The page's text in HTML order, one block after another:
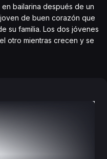
bailarina después de un
de buen corazón que
su familia. Los dos jóvenes
otro mientras crecen y se